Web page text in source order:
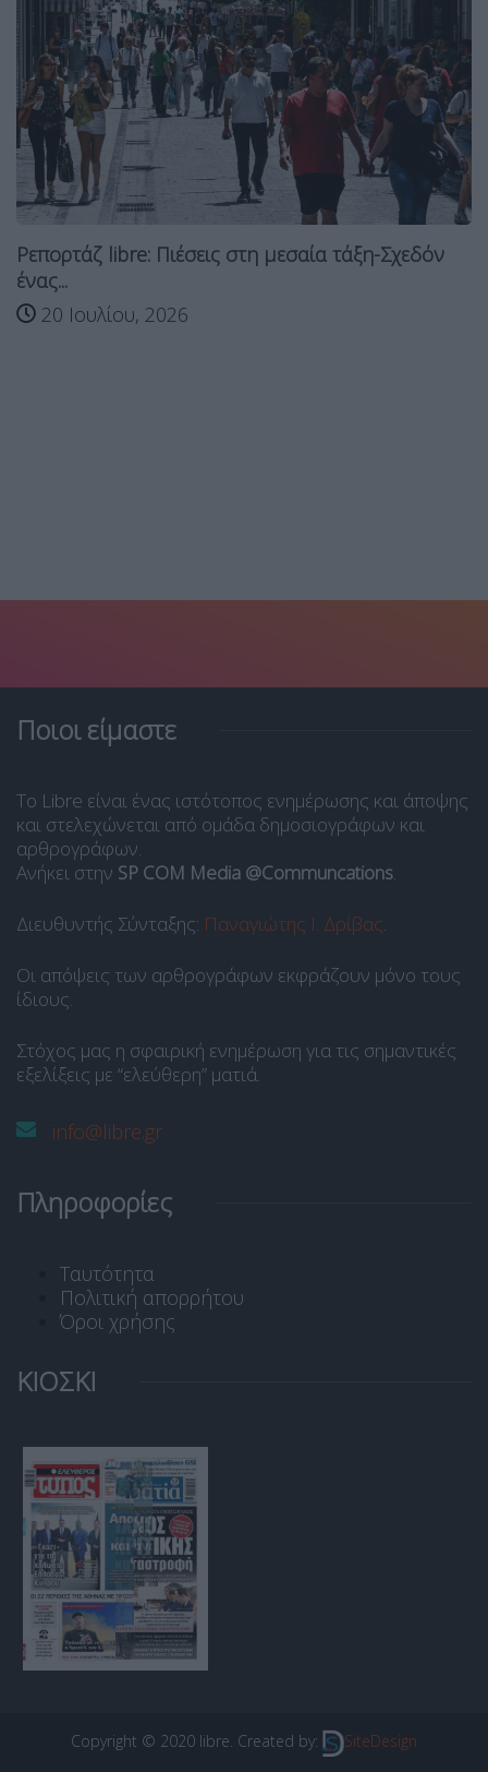
Ρεπορτάζ libre: Πιέσεις στη μεσαία τάξη-Σχεδόν
ένας...
20 Ιουλίου, 2026
Ποιοι είμαστε
Το Libre είναι ένας ιστότοπος ενημέρωσης και άποψης
και στελεχώνεται από ομάδα δημοσιογράφων και
αρθρογράφων.
Ανήκει στην SP COM Media @Communcations.
Διευθυντής Σύνταξης: Παναγιώτης Ι. Δρίβας.
Οι απόψεις των αρθρογράφων εκφράζουν μόνο τους
ίδιους.
Στόχος μας η σφαιρική ενημέρωση για τις σημαντικές
εξελίξεις με “ελεύθερη” ματιά.
info@libre.gr
Πληροφορίες
Ταυτότητα
Πολιτική απορρήτου
Όροι χρήσης
ΚΙΟΣΚΙ
Copyright © 2020 libre. Created by: SiteDesign